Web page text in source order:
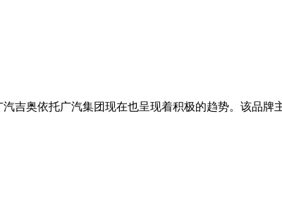
吉奥依托广汽集团现在也呈现着积极的趋势。该品